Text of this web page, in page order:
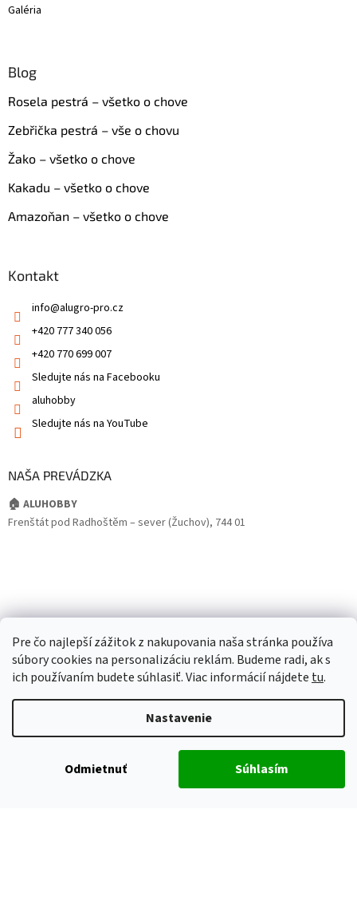
Pre čo najlepší zážitok z nakupovania naša stránka používa
súbory cookies na personalizáciu reklám. Budeme radi, ak s
ich používaním budete súhlasiť. Viac informácií nájdete tu.
Nastavenie
Odmietnuť Súhlasím
Galéria
Blog
Rosela pestrá – všetko o chove
Zebřička pestrá – vše o chovu
Žako – všetko o chove
Kakadu – všetko o chove
Amazoňan – všetko o chove
Kontakt
info@alugro-pro.cz
+420 777 340 056
+420 770 699 007
Sledujte nás na Facebooku
aluhobby
Sledujte nás na YouTube
NAŠA PREVÁDZKA
🏠 ALUHOBBY
Frenštát pod Radhoštěm – sever (Žuchov), 744 01